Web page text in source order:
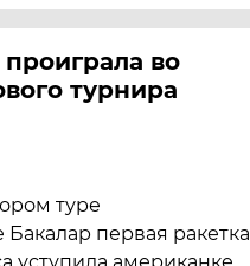
во
турнира
туре
первая ракетка